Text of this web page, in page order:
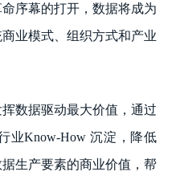
序幕的打开，数据将成为
业模式、组织方式和产业
数据驱动最大价值，通过
业Know-How 沉淀，降低
生产要素的商业价值，帮